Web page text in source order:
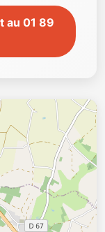
au 01 89